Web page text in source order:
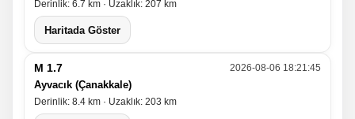
Derinlik: 6.7 km · Uzaklık: 207 km
Haritada Göster
M 1.7 2026-08-06 18:21:45
Ayvacık (Çanakkale)
Derinlik: 8.4 km · Uzaklık: 203 km